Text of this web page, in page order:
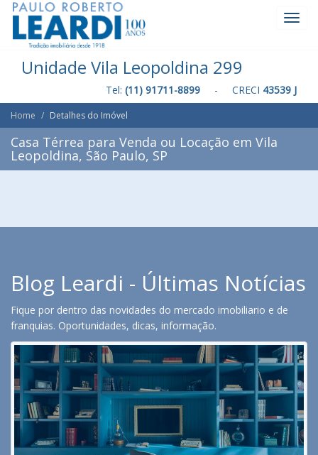
Unidade Vila Leopoldina 299
Tel: (11) 91711-8899 - CRECI 43539 J
Home Detalhes do Imóvel
Casa Térrea para Venda ou Locação em Vila
Leopoldina, São Paulo, SP
Blog Leardi - Últimas Notícias
Fique por dentro das novidades do mercado imobiliario e de
franquias. Oportunidades, dicas, informação.